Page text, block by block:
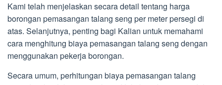
Kami telah menjelaskan secara detail tentang harga
borongan pemasangan talang seng per meter persegi di
atas. Selanjutnya, penting bagi Kalian untuk memahami
cara menghitung biaya pemasangan talang seng dengan
menggunakan pekerja borongan.
Secara umum, perhitungan biaya pemasangan talang